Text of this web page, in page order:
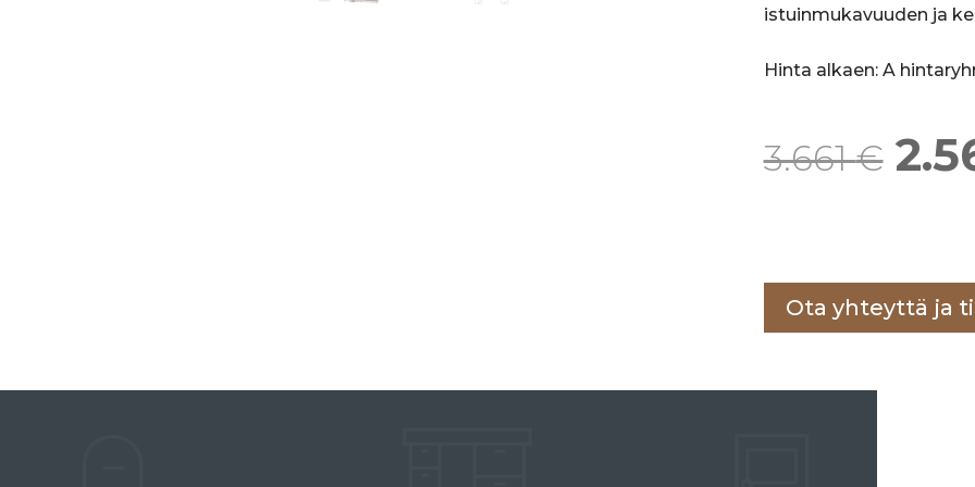
istuinmukavuuden ja
Hinta alkaen: A
oli:
Ota yhteyttä ja